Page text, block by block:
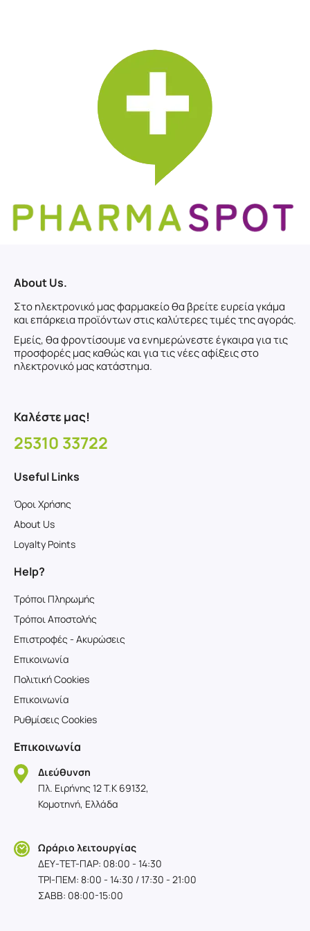
About Us.
Στο ηλεκτρονικό μας φαρμακείο θα βρείτε ευρεία γκάμα
και επάρκεια προϊόντων στις καλύτερες τιμές της αγοράς.
Εμείς, θα φροντίσουμε να ενημερώνεστε έγκαιρα για τις
προσφορές μας καθώς και για τις νέες αφίξεις στο
ηλεκτρονικό μας κατάστημα.
Καλέστε μας!
25310 33722
Useful Links
Όροι Χρήσης
About Us
Loyalty Points
Help?
Τρόποι Πληρωμής
Τρόποι Αποστολής
Επιστροφές - Ακυρώσεις
Επικοινωνία
Πολιτική Cookies
Επικοινωνία
Ρυθμίσεις Cookies
Επικοινωνία
Διεύθυνση
Πλ. Ειρήνης 12 T.K 69132,
Κομοτηνή, Ελλάδα
Ωράριο λειτουργίας
ΔΕΥ-TET-ΠΑΡ: 08:00 - 14:30
ΤΡΙ-ΠΕΜ: 8:00 - 14:30 / 17:30 - 21:00
ΣΑΒΒ: 08:00-15:00